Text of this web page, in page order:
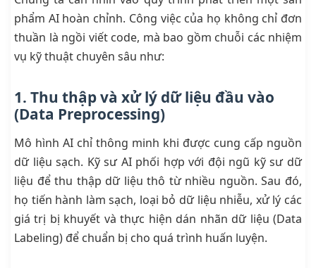
phẩm AI hoàn chỉnh. Công việc của họ không chỉ đơn
thuần là ngồi viết code, mà bao gồm chuỗi các nhiệm
vụ kỹ thuật chuyên sâu như:
1. Thu thập và xử lý dữ liệu đầu vào
(Data Preprocessing)
Mô hình AI chỉ thông minh khi được cung cấp nguồn
dữ liệu sạch. Kỹ sư AI phối hợp với đội ngũ kỹ sư dữ
liệu để thu thập dữ liệu thô từ nhiều nguồn. Sau đó,
họ tiến hành làm sạch, loại bỏ dữ liệu nhiễu, xử lý các
giá trị bị khuyết và thực hiện dán nhãn dữ liệu (Data
Labeling) để chuẩn bị cho quá trình huấn luyện.